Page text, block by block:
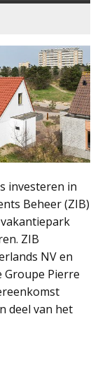
investeren in
Beheer (ZIB)
ZIB
NV en
Groupe Pierre
deel van het